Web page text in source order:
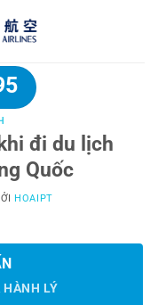
đi du lịch
Quốc
HOAIPT
LÝ